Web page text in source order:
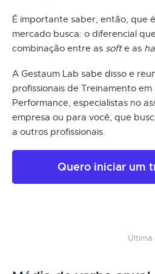
É importante saber, então, que
mercado busca: o diferencial
combinação entre as softe as
A Gestaum Lab sabe disso e
profissionais de Treinamento
Performance, especialistas no
empresa ou para você, que
a outros profissionais.
Quero iniciar um
Última